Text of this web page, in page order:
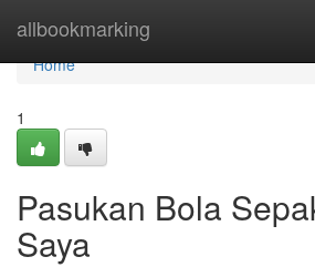
allbookmarking
Home
Home
1
Pasukan Bola
Saya